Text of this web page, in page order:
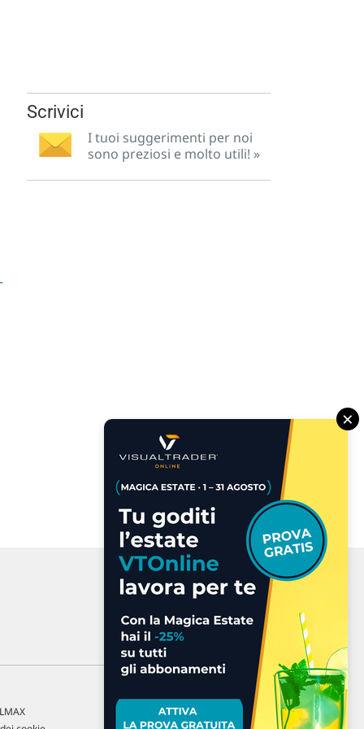
Scrivici
I tuoi suggerimenti per noi
sono preziosi e molto utili! »
×